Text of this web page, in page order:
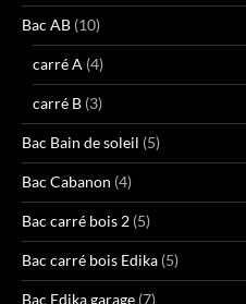
Bac AB (10)
carré A (4)
carré B (3)
Bac Bain de soleil (5)
Bac Cabanon (4)
Bac carré bois 2 (5)
Bac carré bois Edika (5)
Bac Edika garage (7)